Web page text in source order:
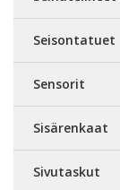
Seisontatuet
Sensorit
Sisärenkaat
Sivutaskut